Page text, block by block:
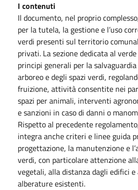
I contenuti
Il documento, nel proprio
per la tutela, la gestione e l’uso
verdi presenti sul territorio
privati. La sezione dedicata al
principi generali per la
arboreo e degli spazi verdi,
fruizione, attività consentite nei
spazi per animali, interventi
e sanzioni in caso di danni o
Rispetto al precedente
integra anche criteri e linee guida
progettazione, la manutenzione e
verdi, con particolare attenzione
vegetali, alla distanza dagli edifici
alberature esistenti.